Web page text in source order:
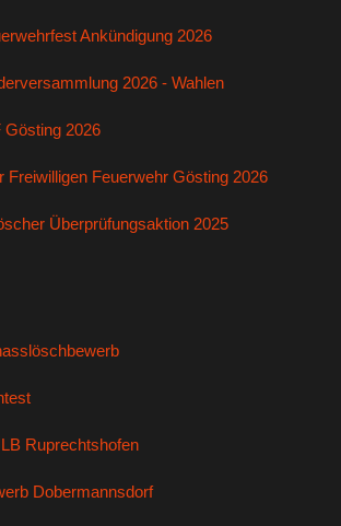
Ankündigung 2026
2026 - Wahlen
Gösting 2026
Freiwilligen Feuerwehr Gösting 2026
Überprüfungsaktion 2025
Ruprechtshofen
Dobermannsdorf